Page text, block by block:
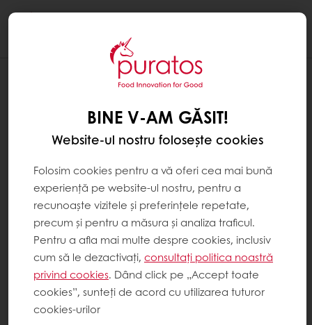
BINE V-AM GĂSIT!
Website-ul nostru folosește cookies
Folosim cookies pentru a vă oferi cea mai bună
experiență pe website-ul nostru, pentru a
recunoaște vizitele și preferințele repetate,
precum și pentru a măsura și analiza traficul.
Pentru a afla mai multe despre cookies, inclusiv
cum să le dezactivați, consultați politica noastră
privind cookies. Dând click pe „Accept toate
cookies”, sunteți de acord cu utilizarea tuturor
cookies-urilor